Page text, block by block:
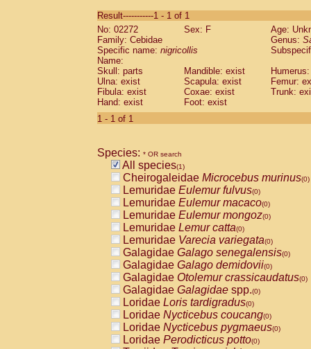
CebidaeSaguinus labiatus(0)
Cebidae Saguinus leucopus (0)
Cebidae
CebidaeSaguinus mystax
Cebidae Saguinus nigricollis (1)
Cebidae Saguinus oedipus
Cebidae Saguinus weddelli
Cebidae Saguinusspp.
Cebidae
CebidaeCebus capucinus
CebidaeCebus nigrivittatus
CebidaeCebus spp.(0)
CebidaeSaimiri boliviensis(0)
CebidaeSaimiri sciureus(0)
AtelidaeAlouatta caraya(0)
AtelidaeAlouatta fusca(0)
AtelidaeAlouatta seniculus(0)
AtelidaeAlouattaspp.(0)
AtelidaeAteles belzebuth(0)
AtelidaeAteles geoffroyi(0)
AtelidaeAteles paniscus(0)
AtelidaeAtelesspp.(0)
AtelidaeLagothrix lagothricha(0)
AtelidaeLagothrix lagothricha cana
PitheciidaeCacajao calvus
Result-----------1 - 1 of 1
No: 02272
Sex: F
Age:
Family: Cebidae
Genus:
Specific name: nigricollis
Name:
Skull: parts
Mandible: exist
Ulna: exist
Scapula: exist
Femur:
Fibula: exist
Coxae: exist
Trunk:
Hand: exist
Foot: exist
1 - 1 of 1
Species: * OR search
All species(1)
Cheirogaleidae Microcebus murinus(0)
Lemuridae Eulemur fulvus(0)
Lemuridae Eulemur macaco(0)
Lemuridae Eulemur mongoz(0)
Lemuridae Lemur catta(0)
Lemuridae Varecia variegata(0)
Galagidae Galago senegalensis(0)
Galagidae Galago demidovii(0)
Galagidae Otolemur crassicaudatus(0)
Galagidae Galagidae spp.(0)
Loridae Loris tardigradus(0)
Loridae Nycticebus coucang(0)
Loridae Nycticebus pygmaeus(0)
Loridae Perodicticus potto(0)